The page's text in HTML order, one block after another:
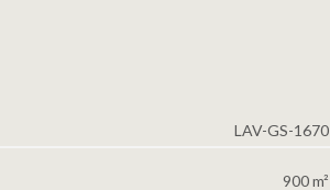
LAV-GS-1670
900 m²